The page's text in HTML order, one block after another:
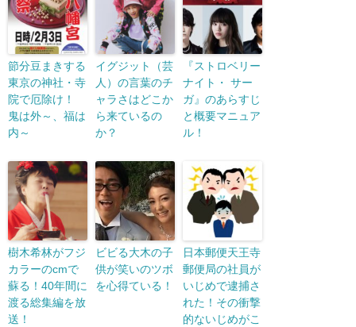
節分豆まきする
東京の神社・寺
院で厄除け！
鬼は外～、福は
内～
イグジット（芸
人）の言葉のチ
ャラさはどこか
ら来ているの
か？
『ストロベリー
ナイト・ サー
ガ』のあらすじ
と概要マニュア
ル！
樹木希林がフジ
カラーのcmで
蘇る！40年間に
渡る総集編を放
送！
ビビる大木の子
供が笑いのツボ
を心得ている！
日本郵便天王寺
郵便局の社員が
いじめで逮捕さ
れた！その衝撃
的ないじめがこ